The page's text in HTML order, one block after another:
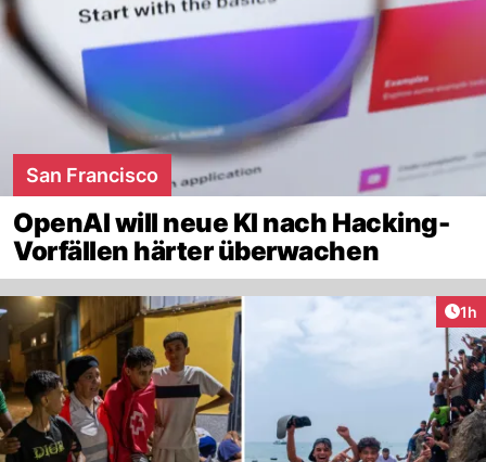
San Francisco
OpenAI will neue KI nach Hacking-
Vorfällen härter überwachen
1h